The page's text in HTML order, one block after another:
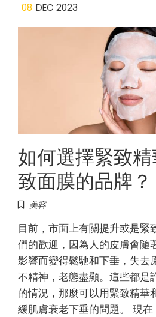
08 DEC 2023
如何選擇緊致
致面膜的品牌？
美容
目前，市面上有關提升或是緊
們的歡迎，因為人的皮膚會隨
影響而變得鬆馳和下垂，失去
不精神，老態盡顯。這些都是
的情況，那麼可以用緊致精華
緩肌膚衰老下垂的問題。 現